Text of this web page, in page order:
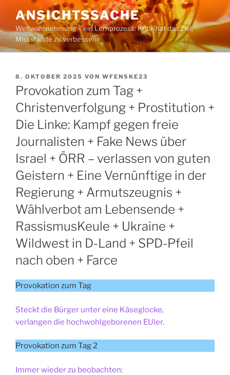
Inhalt
springen
ANSICHTSSACHE
Weltwahrnehmung – ein Lernprozess: Kritik hat das Ziel,
Missstände zu verbessern
VERÖFFENTLICHT
AM
8. OKTOBER 2025 VON WFENSKE23
Provokation zum Tag +
Christenverfolgung + Prostitution +
Die Linke: Kampf gegen freie
Journalisten + Fake News über
Israel + ÖRR – verlassen von guten
Geistern + Eine Vernünftige in der
Regierung + Armutszeugnis +
Wählverbot am Lebensende +
RassismusKeule + Ukraine +
Wildwest in D-Land + SPD-Pfeil
nach oben + Farce
Provokation zum Tag
Steckt die Bürger unter eine Käseglocke,
verlangen die hochwohlgeborenen EUler.
Provokation zum Tag 2
Immer wieder zu beobachten: